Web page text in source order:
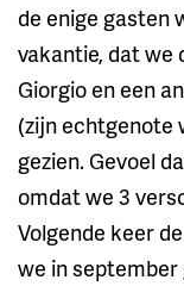
de enige gasten
vakantie, dat we
Giorgio en een
(zijn echtgenote
gezien. Gevoel
omdat we 3
Volgende keer
we in september